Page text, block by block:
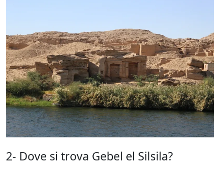
2- Dove si trova Gebel el Silsila?